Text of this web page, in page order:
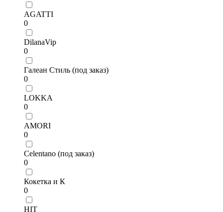
AGATTI
0
DilanaVip
0
Галеан Стиль (под заказ)
0
LOKKA
0
AMORI
0
Celentano (под заказ)
0
Кокетка и К
0
HIT